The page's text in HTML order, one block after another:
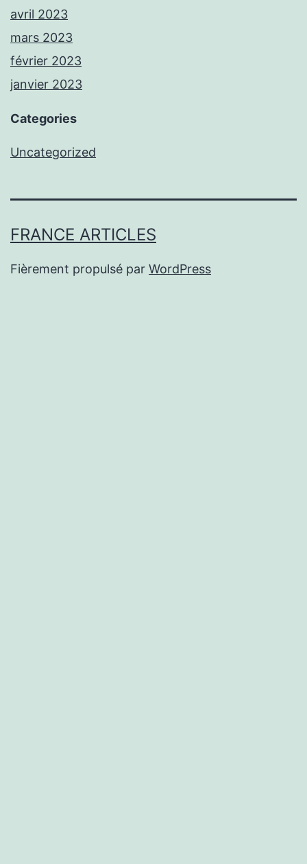
avril 2023
mars 2023
février 2023
janvier 2023
Categories
Uncategorized
FRANCE ARTICLES
Fièrement propulsé par WordPress